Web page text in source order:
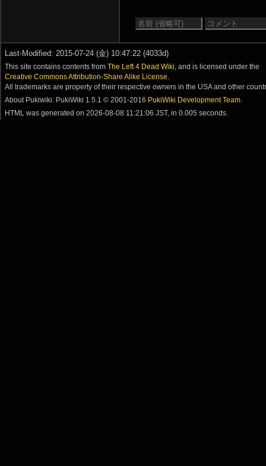
Last-Modified: 2015-07-24 (金) 10:47:22 (4033d)
This site contains contents fromThe Left 4 Dead Wiki , and is licensed under the
Creative Commons Attribution-Share Alike License
All trademarks are property of their respective owners in the USA and other
About Pukiwiki: PukiWiki 1.5.1 © 2001-2016 PukiWiki Development Team
HTML was generated on2026-08-08 11:21:06 JST, in 0.005 seconds.